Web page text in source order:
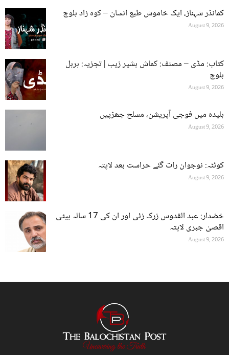
کمانڈر شہناز، ایک خاموش طبع انسان – کوہ زاد بلوچ
August 9, 2026
کتاب: مڈی – مصنف: کماش بشیر زیب | تجزیہ: ہربل
بلوچ
August 9, 2026
بلیدہ میں فوجی آپریشن، مسلح جھڑپیں
August 9, 2026
کوئٹہ: نوجوان رات گئے حراست بعد لاپتہ
August 9, 2026
خضدار: عبد القدوس زرک زئی اور ان کی 17 سالہ بیٹی
اقصیٰ جبری لاپتہ
August 9, 2026